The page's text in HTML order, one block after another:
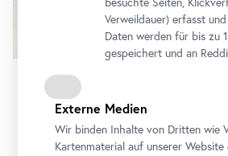
Dauerausstellung
Schau!
Die Sammlung Belvedere von
Verweildauer) erfasst
Daten werden für bis zu
gespeichert und an
Externe Medien
Wir binden Inhalte von Dritten wie
Kartenmaterial auf unserer Website